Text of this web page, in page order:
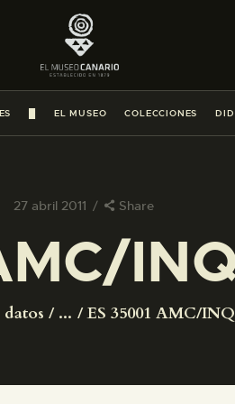
EL MUSEO COLECCIONES
27 abril 2011 Share
datos ... ES 35001 AMC/
VISITA